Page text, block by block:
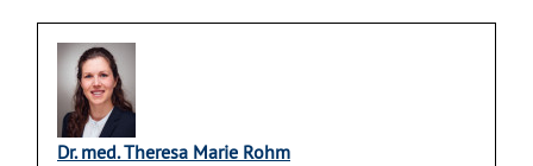
Dr. med. Theresa Marie Rohm